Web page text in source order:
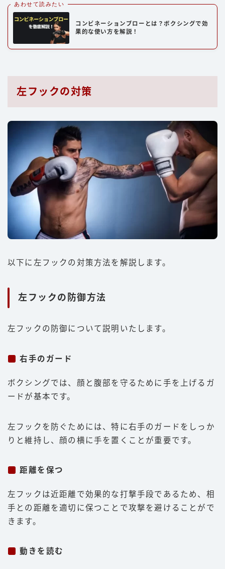
あわせて読みたい
コンビネーションブローとは？ボクシングで効
果的な使い方を解説！
左フックの対策
以下に左フックの対策方法を解説します。
左フックの防御方法
左フックの防御について説明いたします。
右手のガード
ボクシングでは、顔と腹部を守るために手を上げるガ
ードが基本です。
左フックを防ぐためには、特に右手のガードをしっか
りと維持し、顔の横に手を置くことが重要です。
距離を保つ
左フックは近距離で効果的な打撃手段であるため、相
手との距離を適切に保つことで攻撃を避けることがで
きます。
動きを読む